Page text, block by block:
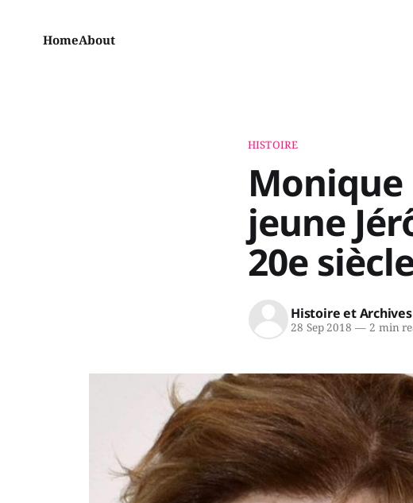
HomeAbout
HISTOIRE
jeune
20e
Histoire et
28 Sep 2018 —2 min